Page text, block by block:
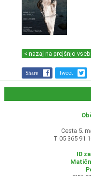
< nazaj na prejšnjo
Share Tweet
Cesta 5.
T 05 365 91
ID